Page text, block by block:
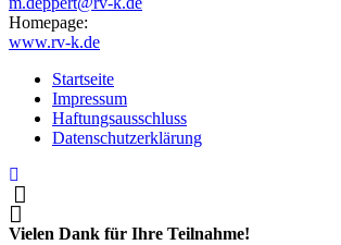
Homepage:
www.rv-k.de
Startseite
Impressum
Haftungsausschluss
Datenschutzerklärung
Vielen Dank für Ihre Teilnahme!